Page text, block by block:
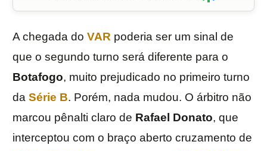
A chegada do VAR poderia ser um sinal de
que o segundo turno será diferente para o
Botafogo, muito prejudicado no primeiro turno
da Série B. Porém, nada mudou. O árbitro não
marcou pênalti claro de Rafael Donato, que
interceptou com o braço aberto cruzamento de